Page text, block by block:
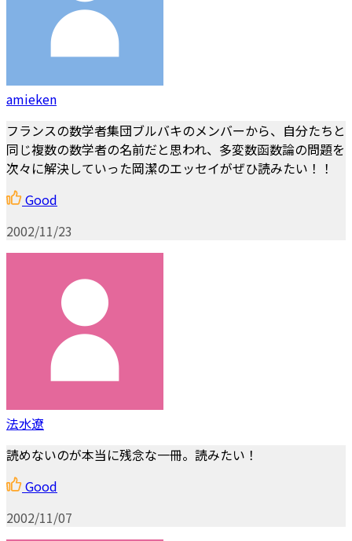
amieken
フランスの数学者集団ブルバキのメンバーから、自分たちと
同じ複数の数学者の名前だと思われ、多変数函数論の問題を
次々に解決していった岡潔のエッセイがぜひ読みたい！！
Good
2002/11/23
法水遼
読めないのが本当に残念な一冊。読みたい！
Good
2002/11/07